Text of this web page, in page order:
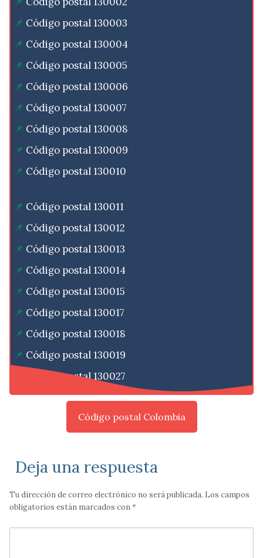
Código postal 130003
Código postal 130004
Código postal 130005
Código postal 130006
Código postal 130007
Código postal 130008
Código postal 130009
Código postal 130010
Código postal 130011
Código postal 130012
Código postal 130013
Código postal 130014
Código postal 130015
Código postal 130017
Código postal 130018
Código postal 130019
Código postal 130027
Código postal Colombia
Deja una respuesta
Tu dirección de correo electrónico no será publicada. Los campos
obligatorios están marcados con*